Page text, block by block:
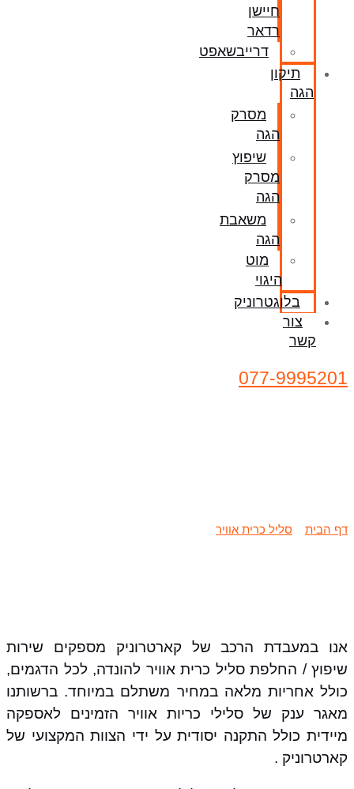
חיישן
רדאר
דרייבשאפט
תיקון
הגה
מסרק
הגה
שיפוץ
מסרק
הגה
משאבת
הגה
מוט
היגוי
בלוגטרוניק
צור
קשר
077-9995201
דף הבית סליל כרית אוויר
אנו במעבדת הרכב של קארטרוניק מספקים שירות
שיפוץ / החלפת סליל כרית אוויר להונדה, לכל הדגמים,
כולל אחריות מלאה במחיר משתלם במיוחד. ברשותנו
מאגר ענק של סלילי כריות אוויר הזמינים לאספקה
מיידית כולל התקנה יסודית על ידי הצוות המקצועי של
קארטרוניק .